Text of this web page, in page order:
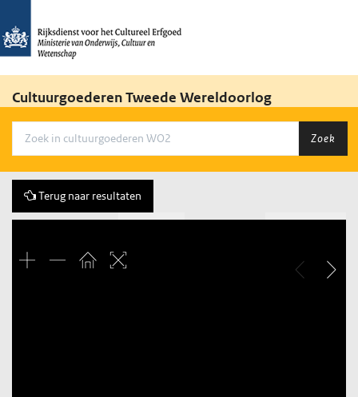
Cultuurgoederen Tweede Wereldoorlog
Zoek
Terug naar resultaten